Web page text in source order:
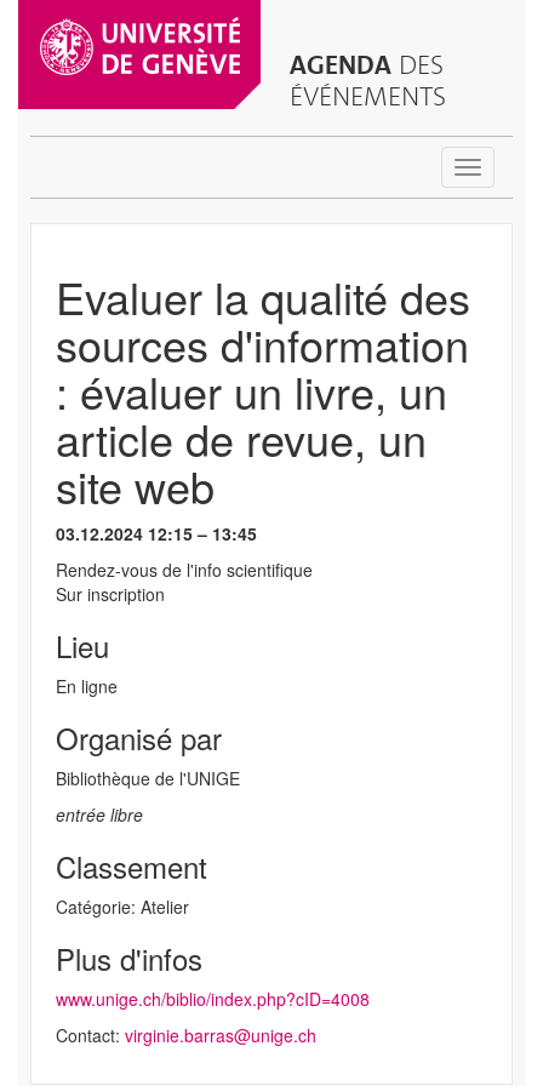
AGENDA DES
ÉVÉNEMENTS
Toggle
Evaluer la qualité des
sources d'information
: évaluer un livre, un
article de revue, un
site web
03.12.2024 12:15 – 13:45
Rendez-vous de l'info scientifique
Sur inscription
Lieu
En ligne
Organisé par
Bibliothèque de l'UNIGE
entrée libre
Classement
Catégorie: Atelier
Plus d'infos
www.unige.ch/biblio/index.php?cID=4008
Contact: virginie.barras@unige.ch